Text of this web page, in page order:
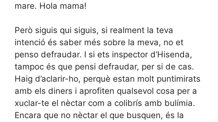
mare. Hola mama!
Però siguis qui siguis, si realment la teva
intenció és saber més sobre la meva, no et
penso defraudar. I si ets inspector d’Hisenda,
tampoc és que pensi defraudar, per si de cas.
Haig d’aclarir-ho, perquè estan molt puntimirats
amb els diners i aprofiten qualsevol cosa per a
xuclar-te el nèctar com a colibrís amb bulímia.
Encara que no nèctar el que busquen, és la